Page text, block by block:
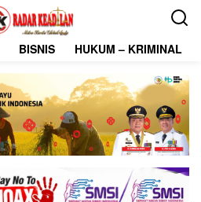
BISNIS HUKUM – KRIMINAL